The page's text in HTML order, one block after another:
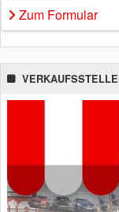
Zum Formular